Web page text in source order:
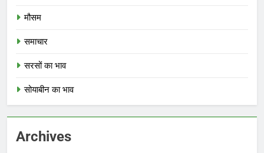
मौसम
समाचार
सरसों का भाव
सोयाबीन का भाव
Archives